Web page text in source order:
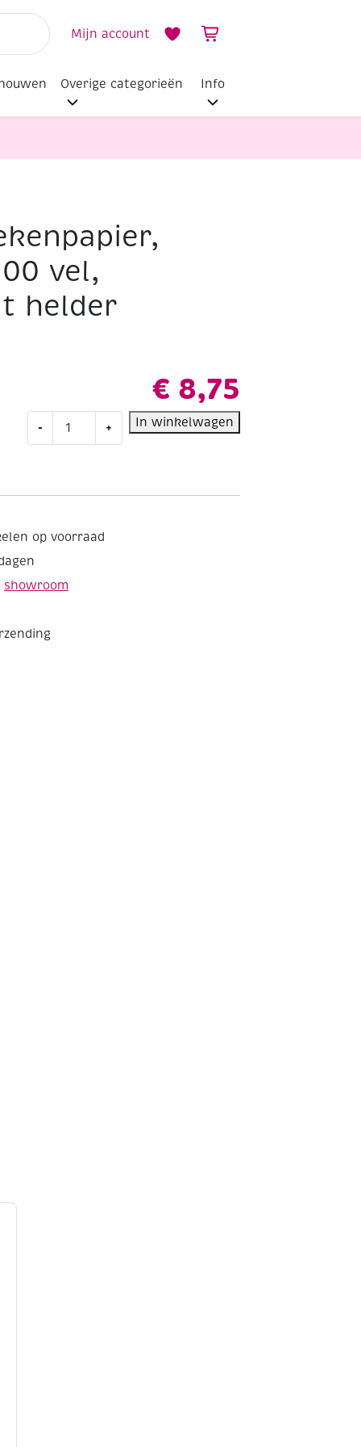
Mijn account
Overige categorieën Info
vel,
helder
€ 8,75
-
tekenpapier,
helder
aantal
+ In winkelwagen
op voorraad
showroom